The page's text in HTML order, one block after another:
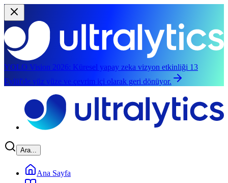
YOLO Vision 2026: Küresel yapay zeka vizyon etkinliği 13
Eylül'de yüz yüze ve çevrim içi olarak geri dönüyor.
Ara...
Ana Sayfa